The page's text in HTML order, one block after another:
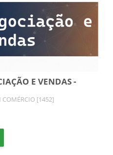
E VENDAS -
COMÉRCIO [1452]